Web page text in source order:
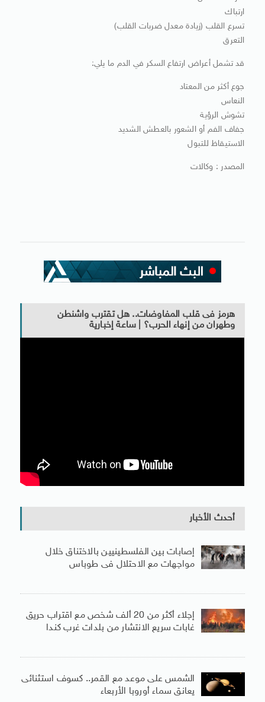
ارتباك
تسرع القلب (زيادة معدل ضربات القلب)
التعرق
قد تشمل أعراض ارتفاع السكر في الدم ما يلي:
جوع أكثر من المعتاد
النعاس
تشوش الرؤية
جفاف الفم أو الشعور بالعطش الشديد
الاستيقاظ للتبول
المصدر : وكالات
هرمز فى قلب المفاوضات.. هل تقترب واشنطن
وطهران من إنهاء الحرب؟ | ساعة إخبارية
أحدث الأخبار
إصابات بين الفلسطينيين بالاختناق خلال
مواجهات مع الاحتلال فى طوباس
إجلاء أكثر من 20 ألف شخص مع اقتراب حريق
غابات سريع الانتشار من بلدات غرب كندا
الشمس على موعد مع القمر.. كسوف استثنائى
يعانق سماء أوروبا الأربعاء